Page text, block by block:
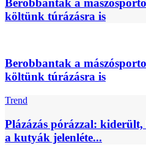
Berobbantak a
költünk túrázásra is
Berobbantak a
költünk túrázásra is
Trend
Plázázás pórázzal:
a kutyák jelenléte...